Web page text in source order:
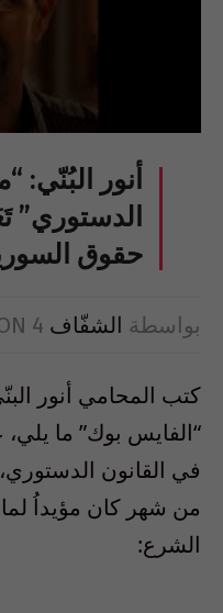
أنور البُنّي:
الدستوري”
حقوق
بواسطة الشفّاف 4 مارس 2025
كتب المحامي أنور
“الفايس بوك” ما
في القانون
من شهر كان مؤيداُ
الشرع: